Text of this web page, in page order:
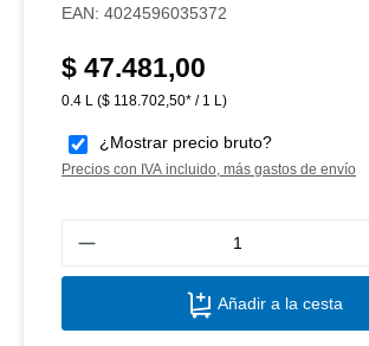
EAN: 4024596035372
Precio normal:
$ 47.481,00
0.4 L ($ 118.702,50* / 1 L)
¿Mostrar precio bruto?
Precios con IVA incluido, más gastos de envío
Añadir a la cesta